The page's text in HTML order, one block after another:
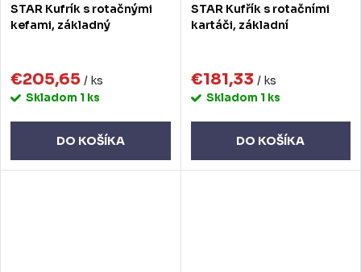
STAR Kufrík s rotačnými
kefami, základný
€205,65 / ks
Skladom 1 ks
DO KOŠÍKA
STAR Kufřík s rotačními
kartáči, základní
€181,33 / ks
Skladom 1 ks
DO KOŠÍKA